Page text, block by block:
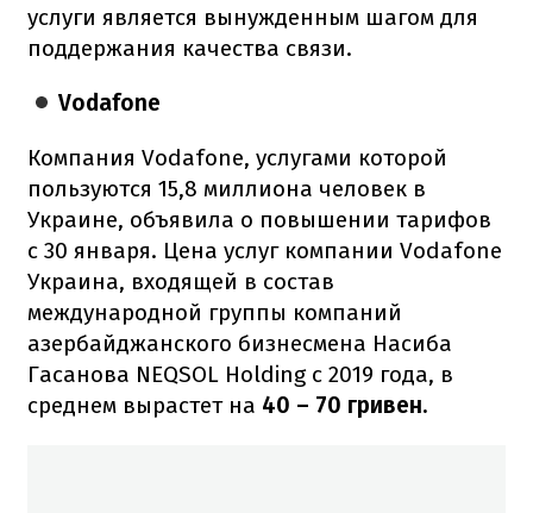
услуги является вынужденным шагом для
поддержания качества связи.
Vodafone
Компания Vodafone, услугами которой
пользуются 15,8 миллиона человек в
Украине, объявила о повышении тарифов
с 30 января. Цена услуг компании Vodafone
Украина, входящей в состав
международной группы компаний
азербайджанского бизнесмена Насиба
Гасанова NEQSOL Holding с 2019 года, в
среднем вырастет на 40 – 70 гривен.